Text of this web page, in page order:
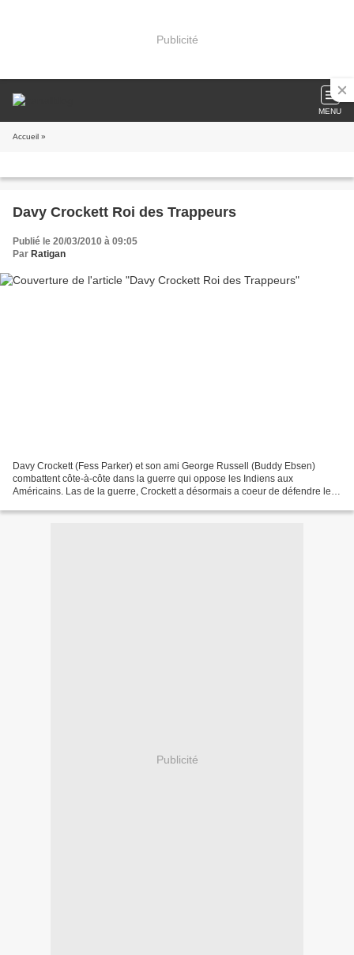
Publicité
MENU
Accueil »
Davy Crockett Roi des Trappeurs
Publié le 20/03/2010 à 09:05
Par Ratigan
Davy Crockett (Fess Parker) et son ami George Russell (Buddy Ebsen)
combattent côte-à-côte dans la guerre qui oppose les Indiens aux
Américains. Las de la guerre, Crockett a désormais a coeur de défendre les
Publicité